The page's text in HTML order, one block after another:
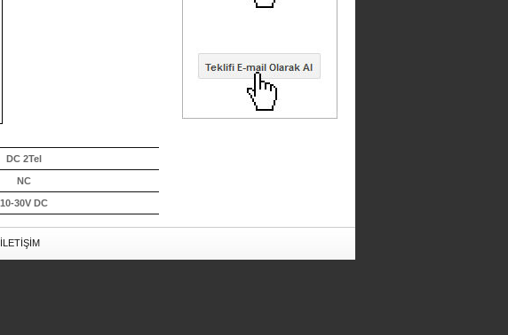
DC 2Tel
NC
10-30V DC
İLETİŞİM